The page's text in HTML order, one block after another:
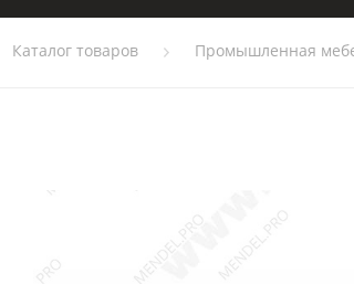
Каталог товаров Промышленная